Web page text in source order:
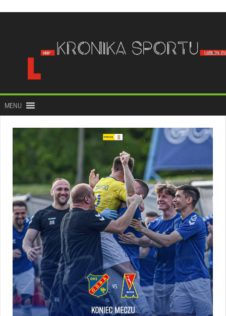
treści
MENU